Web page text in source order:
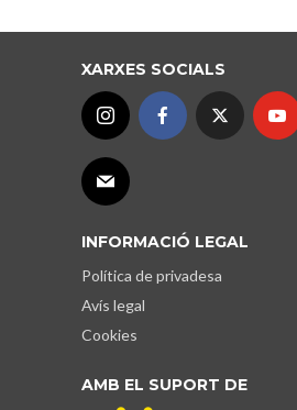
XARXES SOCIALS
INFORMACIÓ LEGAL
Política de privadesa
Avís legal
Cookies
AMB EL SUPORT DE